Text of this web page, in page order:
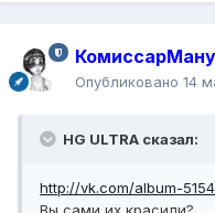
Опубликовано 14
HG ULTRA сказал:
http://vk.com/album-
Вы сами их красили?